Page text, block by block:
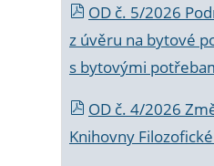
OD č. 5/2026
z úvěru na bytové
s bytovými
OD č. 4/2026
Knihovny